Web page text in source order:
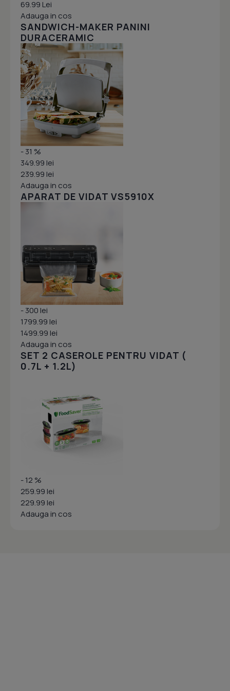
69.99 Lei
Adauga in cos
SANDWICH-MAKER PANINI
DURACERAMIC
- 31 %
349.99 lei
239.99 lei
Adauga in cos
APARAT DE VIDAT VS5910X
- 300 lei
1799.99 lei
1499.99 lei
Adauga in cos
SET 2 CASEROLE PENTRU VIDAT (
0.7L + 1.2L)
- 12 %
259.99 lei
229.99 lei
Adauga in cos